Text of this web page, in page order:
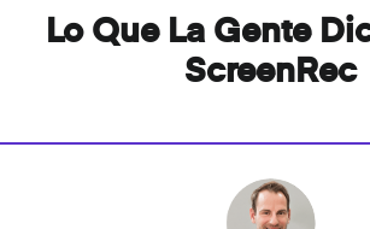
Lo Que La Gente
ScreenRec